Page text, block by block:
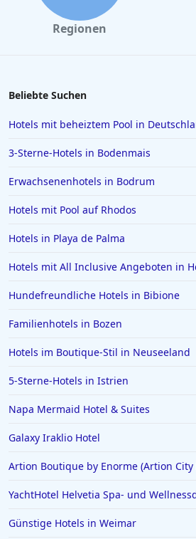
Hotels in Schliersee
Hotels in Regensburg
Hotels in Obertauern
Hotels in Suhl
Hotels in Papenburg
Hotels in der Eifel
Hotels in Filderstadt
Hotels in Lingen (Ems)
Hotels in Boblingen
Regionen
Beliebte Suchen
Hotels mit beheiztem Pool in
3-Sterne-Hotels in Bodenmais
Erwachsenenhotels in Bodrum
Hotels mit Pool auf Rhodos
Hotels in Playa de Palma
Hotels mit All Inclusive Angeboten in
Hundefreundliche Hotels in Bibione
Familienhotels in Bozen
Hotels im Boutique-Stil in Neuseeland
5-Sterne-Hotels in Istrien
Napa Mermaid Hotel & Suites
Galaxy Iraklio Hotel
Artion Boutique by Enorme (Artion
YachtHotel Helvetia Spa- und
Günstige Hotels in Weimar